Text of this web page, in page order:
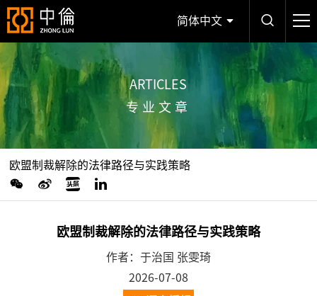
简体中文
ARTICLES
专业文章
欧盟制裁解除的法律路径与实践策略
欧盟制裁解除的法律路径与实践策略
作者：于治国 张雯琦
2026-07-08